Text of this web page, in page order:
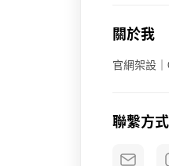
關於我
官網架設
聯繫方式